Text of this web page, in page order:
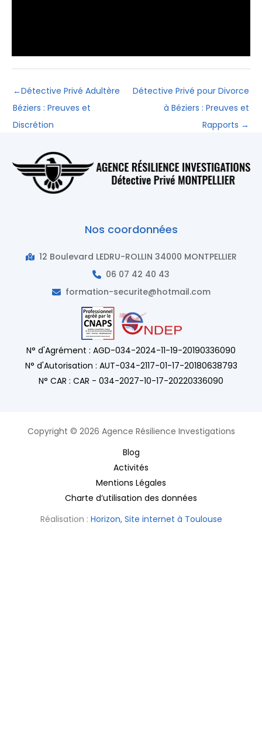
←Détective Privé Adultère
Béziers : Preuves et
Discrétion
Détective Privé pour Divorce
à Béziers : Preuves et
Rapports →
Nos coordonnées
12 Boulevard LEDRU-ROLLIN 34000 MONTPELLIER
06 07 42 40 43
formation-securite@hotmail.com
N° d'Agrément : AGD-034-2024-11-19-20190336090
N° d'Autorisation : AUT-034-2117-01-17-20180638793
N° CAR : CAR - 034-2027-10-17-20220336090
Copyright © 2026 Agence Résilience Investigations
Blog
Activités
Mentions Légales
Charte d’utilisation des données
Réalisation : Horizon, Site internet à Toulouse